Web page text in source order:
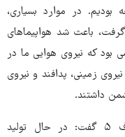
در موارد بسیاری،
باعث شد هواپیماهای
بود که نیروی هوایی ما در
زمینی، پدافند و نیروی
داشتند.
سخنگوی ارتش درباره عملیات جنگنده اف ۵ گفت: در حال تولید